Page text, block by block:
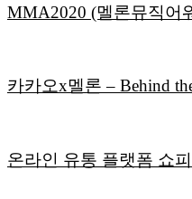
MMA2020 (멜론뮤직어
카카오x멜론 – Behind
온라인 유통 플랫폼 쇼